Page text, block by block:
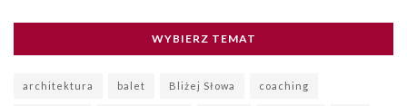
WYBIERZ TEMAT
architektura balet Bliżej Słowa coaching